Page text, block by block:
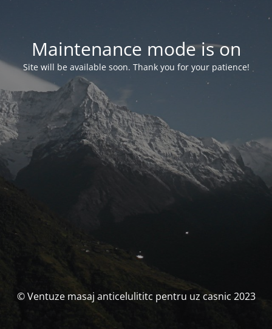
Maintenance mode is on
Site will be available soon. Thank you for your patience!
© Ventuze masaj anticelulititc pentru uz casnic 2023